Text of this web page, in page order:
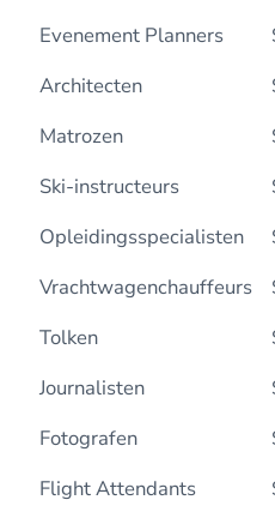
Evenement Planners
Architecten
Matrozen
Ski-instructeurs
Opleidingsspecialisten
Vrachtwagenchauffeurs
Tolken
Journalisten
Fotografen
Flight Attendants